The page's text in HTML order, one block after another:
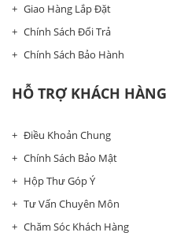
Giao Hàng Lắp Đặt
Chính Sách Đổi Trả
Chính Sách Bảo Hành
HỖ TRỢ KHÁCH HÀNG
Điều Khoản Chung
Chính Sách Bảo Mật
Hộp Thư Góp Ý
Tư Vấn Chuyên Môn
Chăm Sóc Khách Hàng